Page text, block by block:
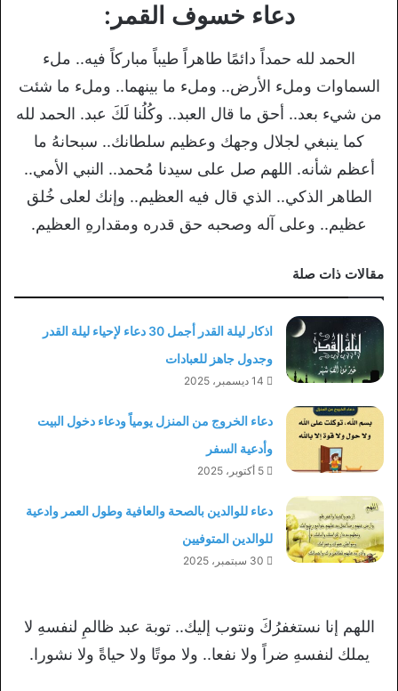
دعاء خسوف القمر:
الحمد لله حمداً دائمًا طاهراً طيباً مباركاً فيه.. ملء
السماوات وملء الأرض.. وملء ما بينهما.. وملء ما شئت
من شيء بعد.. أحق ما قال العبد.. وكُلُنا لَكَ عبد. الحمد لله
كما ينبغي لجلال وجهك وعظيم سلطانك.. سبحانهُ ما
أعظم شأنه. اللهم صل على سيدنا مُحمد.. النبي الأمي..
الطاهر الذكي.. الذي قال فيه العظيم.. وإنك لعلى خُلق
عظيم.. وعلى آله وصحبه حق قدره ومقدارهِ العظيم.
مقالات ذات صلة
اذكار ليلة القدر أجمل 30 دعاء لإحياء ليلة القدر
وجدول جاهز للعبادات
14 ديسمبر، 2025
دعاء الخروج من المنزل يومياً ودعاء دخول البيت
وأدعية السفر
5 أكتوبر، 2025
دعاء للوالدين بالصحة والعافية وطول العمر وادعية
للوالدين المتوفيين
30 سبتمبر، 2025
اللهم إنا نستغفرُكَ ونتوب إليك.. توبة عبد ظالمِ لنفسهِ لا
يملك لنفسهِ ضراً ولا نفعا.. ولا موتًا ولا حياةً ولا نشورا.